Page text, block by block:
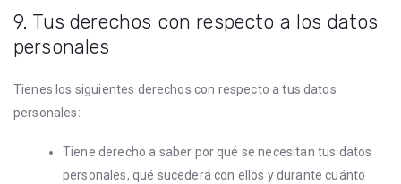
9. Tus derechos con respecto a los datos
personales
Tienes los siguientes derechos con respecto a tus datos
personales:
Tiene derecho a saber por qué se necesitan tus datos
personales, qué sucederá con ellos y durante cuánto